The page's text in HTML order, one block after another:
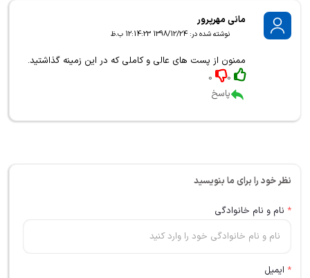
مانی مهرپرور
نوشته شده در: 1398/12/24 12:14:23 ب.ظ
ممنون از پست های عالی و کاملی که در این زمینه گذاشتید.
0
0
پاسخ
نظر خود را برای ما بنویسید
* نام و نام خانوادگی
* ایمیل